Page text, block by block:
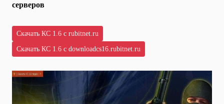
серверов
Скачать КС 1.6 с rubitnet.ru
Скачать КС 1.6 с downloadcs16.rubitnet.ru